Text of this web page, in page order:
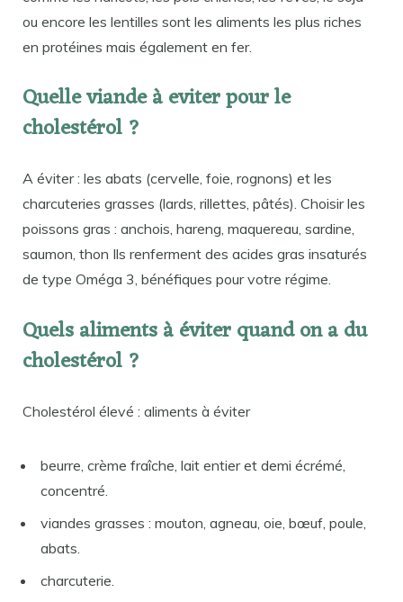
ou encore les lentilles sont les aliments les plus riches
en protéines mais également en fer.
Quelle viande à eviter pour le
cholestérol ?
A éviter : les abats (cervelle, foie, rognons) et les
charcuteries grasses (lards, rillettes, pâtés). Choisir les
poissons gras : anchois, hareng, maquereau, sardine,
saumon, thon Ils renferment des acides gras insaturés
de type Oméga 3, bénéfiques pour votre régime.
Quels aliments à éviter quand on a du
cholestérol ?
Cholestérol élevé : aliments à éviter
beurre, crème fraîche, lait entier et demi écrémé,
concentré.
viandes grasses : mouton, agneau, oie, bœuf, poule,
abats.
charcuterie.